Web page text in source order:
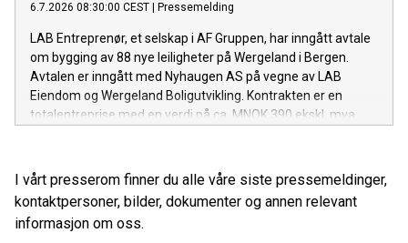
6.7.2026 08:30:00 CEST Pressemelding
LAB Entreprenør, et selskap i AF Gruppen, har inngått avtale
om bygging av 88 nye leiligheter på Wergeland i Bergen.
Avtalen er inngått med Nyhaugen AS på vegne av LAB
Eiendom og Wergeland Boligutvikling. Kontrakten er en
totalentreprise med en verdi på ca. MNOK 390 ekskl. mva.
I vårt presserom finner du alle våre siste pressemeldinger,
kontaktpersoner, bilder, dokumenter og annen relevant
informasjon om oss.